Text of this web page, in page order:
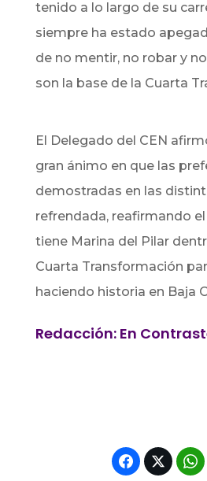
tenido a lo largo de su
siempre ha estado
de no mentir, no robar y
son la base de la Cuarta
El Delegado del CEN
gran ánimo en que las
demostradas en las
refrendada, reafirmando
tiene Marina del Pilar
Cuarta Transformación
haciendo historia en Baja
Redacción: En